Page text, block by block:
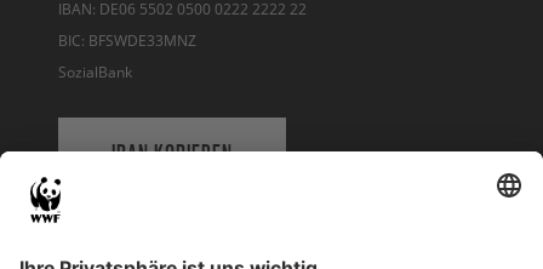
IBAN: DE06 5502 0500 0222 2222 22
BIC: BFSWDE33MNZ
SozialBank
IBAN KOPIEREN